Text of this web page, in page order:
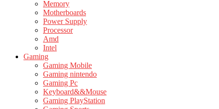
Memory
Motherboards
Power Supply
Processor
Amd
Intel
Gaming
Gaming Mobile
Gaming nintendo
Gaming Pc
Keyboard&&Mouse
Gaming PlayStation